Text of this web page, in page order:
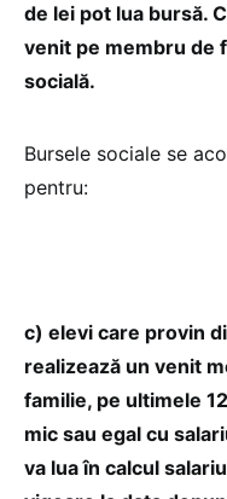
de lei pot lua bursă.
venit pe membru de
socială.
Bursele sociale se
pentru:
c) elevi care provin
realizează un venit
familie, pe ultimele
mic sau egal cu
va lua în calcul